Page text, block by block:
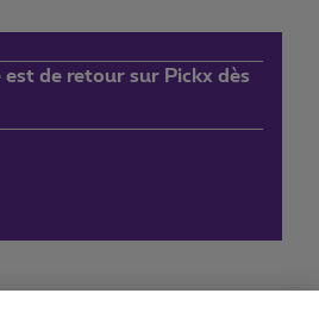
de retour sur Pickx dès